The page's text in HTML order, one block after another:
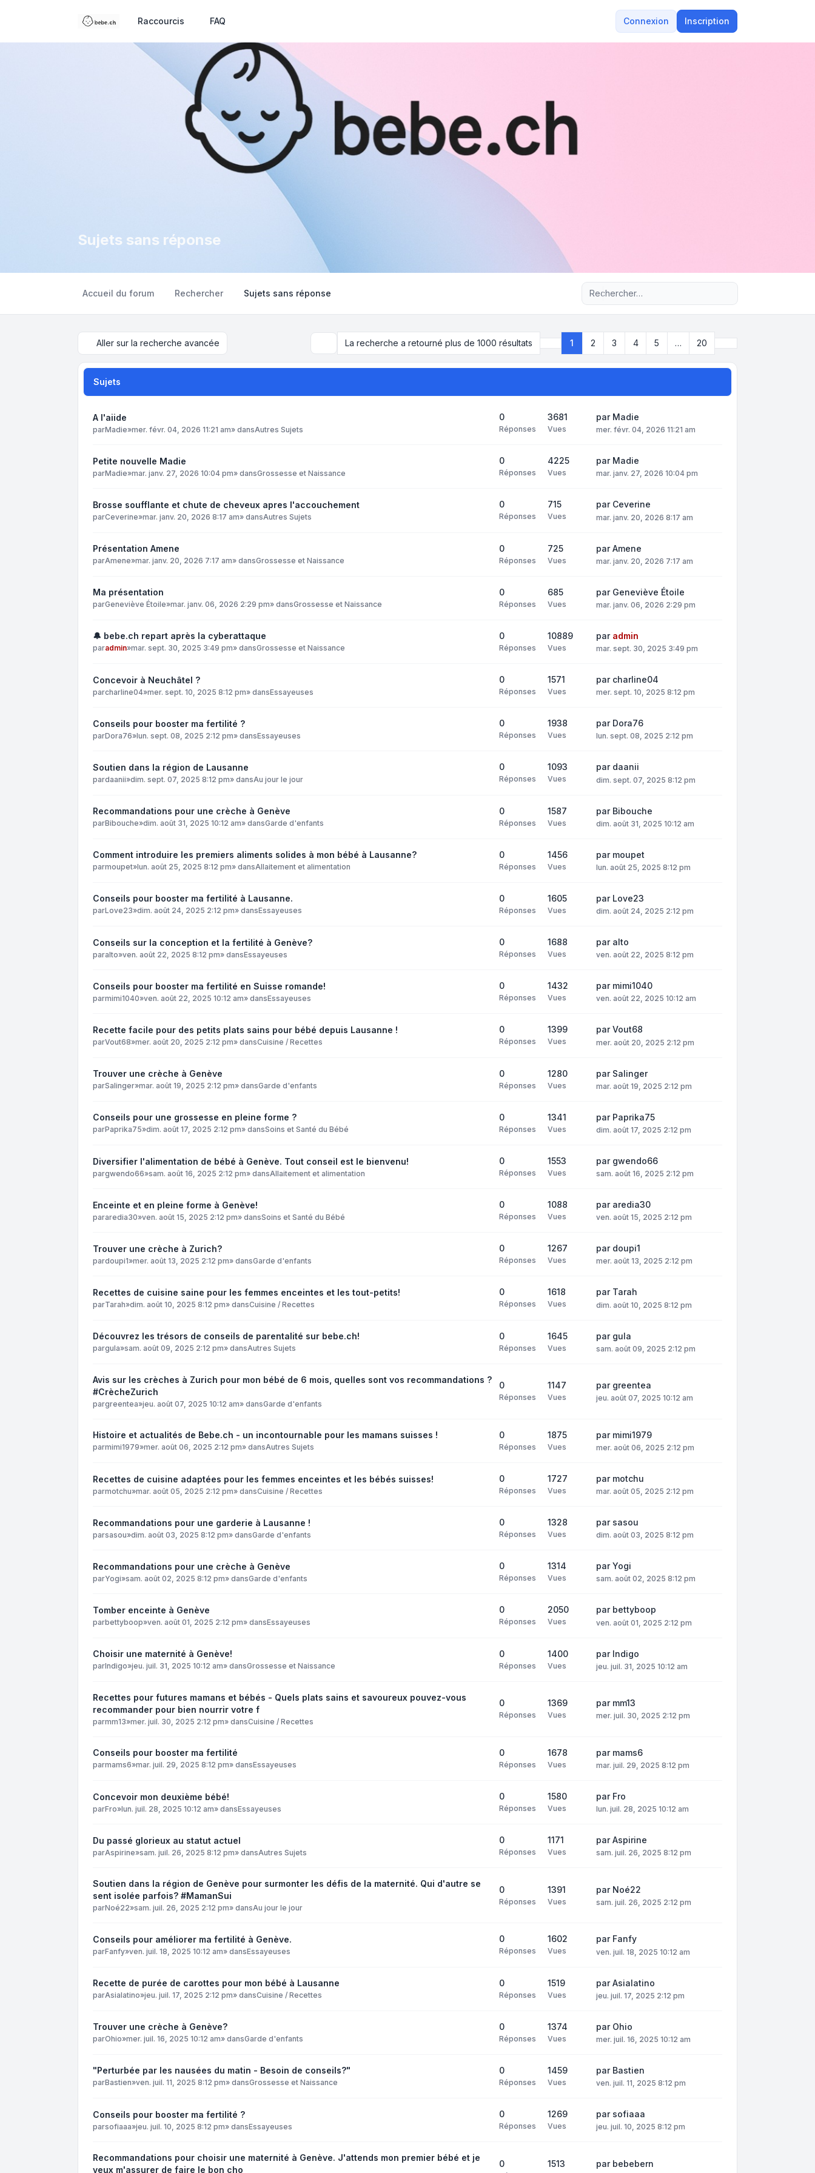
Raccourcis FAQ Connexion Inscription
Sujets sans réponse
Accueil du forum Rechercher Sujets sans réponse Recherche avancée
Aller sur la recherche avancée RechercherLa recherche a retourné plus de 1000 résultats Page 1 sur20
1 2 3 4 5 … 20
Sujets
A l'aiide
parMadie»mer. févr. 04, 2026 11:21 am» dansAutres Sujets
0
Réponses
3681
Vues
par Madie
mer. févr. 04, 2026 11:21 am
Petite nouvelle Madie
parMadie»mar. janv. 27, 2026 10:04 pm» dansGrossesse et Naissance
0
Réponses
4225
Vues
par Madie
mar. janv. 27, 2026 10:04 pm
Brosse soufflante et chute de cheveux apres l'accouchement
parCeverine»mar. janv. 20, 2026 8:17 am» dansAutres Sujets
0
Réponses
715
Vues
par Ceverine
mar. janv. 20, 2026 8:17 am
Présentation Amene
parAmene»mar. janv. 20, 2026 7:17 am» dansGrossesse et Naissance
0
Réponses
725
Vues
parAmene
mar. janv. 20, 2026 7:17 am
Ma présentation
parGeneviève Étoile»mar. janv. 06, 2026 2:29 pm» dansGrossesse et Naissance
0
Réponses
685
Vues
par Geneviève Étoile
mar. janv. 06, 2026 2:29 pm
🔔 bebe.ch repart après la cyberattaque
paradmin»mar. sept. 30, 2025 3:49 pm» dansGrossesse et Naissance
0
Réponses
10889
Vues
par admin
mar. sept. 30, 2025 3:49 pm
Concevoir à Neuchâtel ?
parcharline04»mer. sept. 10, 2025 8:12 pm» dansEssayeuses
0
Réponses
1571
Vues
par charline04
mer. sept. 10, 2025 8:12 pm
Conseils pour booster ma fertilité ?
parDora76»lun. sept. 08, 2025 2:12 pm» dansEssayeuses
0
Réponses
1938
Vues
par Dora76
lun. sept. 08, 2025 2:12 pm
Soutien dans la région de Lausanne
pardaanii»dim. sept. 07, 2025 8:12 pm» dansAu jour le jour
0
Réponses
1093
Vues
par daanii
dim. sept. 07, 2025 8:12 pm
Recommandations pour une crèche à Genève
parBibouche»dim. août 31, 2025 10:12 am» dansGarde d'enfants
0
Réponses
1587
Vues
par Bibouche
dim. août 31, 2025 10:12 am
Comment introduire les premiers aliments solides à mon bébé à Lausanne?
parmoupet»lun. août 25, 2025 8:12 pm» dansAllaitement et alimentation
0
Réponses
1456
Vues
par moupet
lun. août 25, 2025 8:12 pm
Conseils pour booster ma fertilité à Lausanne.
parLove23»dim. août 24, 2025 2:12 pm» dansEssayeuses
0
Réponses
1605
Vues
par Love23
dim. août 24, 2025 2:12 pm
Conseils sur la conception et la fertilité à Genève?
paralto»ven. août 22, 2025 8:12 pm» dansEssayeuses
0
Réponses
1688
Vues
par alto
ven. août 22, 2025 8:12 pm
Conseils pour booster ma fertilité en Suisse romande!
parmimi1040»ven. août 22, 2025 10:12 am» dansEssayeuses
0
Réponses
1432
Vues
par mimi1040
ven. août 22, 2025 10:12 am
Recette facile pour des petits plats sains pour bébé depuis Lausanne !
parVout68»mer. août 20, 2025 2:12 pm» dansCuisine / Recettes
0
Réponses
1399
Vues
parVout68
mer. août 20, 2025 2:12 pm
Trouver une crèche à Genève
parSalinger»mar. août 19, 2025 2:12 pm» dansGarde d'enfants
0
Réponses
1280
Vues
par Salinger
mar. août 19, 2025 2:12 pm
Conseils pour une grossesse en pleine forme ?
parPaprika75»dim. août 17, 2025 2:12 pm» dansSoins et Santé du Bébé
0
Réponses
1341
Vues
par Paprika75
dim. août 17, 2025 2:12 pm
Diversifier l'alimentation de bébé à Genève. Tout conseil est le bienvenu!
pargwendo66»sam. août 16, 2025 2:12 pm» dansAllaitement et alimentation
0
Réponses
1553
Vues
par gwendo66
sam. août 16, 2025 2:12 pm
Enceinte et en pleine forme à Genève!
pararedia30»ven. août 15, 2025 2:12 pm» dansSoins et Santé du Bébé
0
Réponses
1088
Vues
par aredia30
ven. août 15, 2025 2:12 pm
Trouver une crèche à Zurich?
pardoupi1»mer. août 13, 2025 2:12 pm» dansGarde d'enfants
0
Réponses
1267
Vues
par doupi1
mer. août 13, 2025 2:12 pm
Recettes de cuisine saine pour les femmes enceintes et les tout-petits!
parTarah»dim. août 10, 2025 8:12 pm» dansCuisine / Recettes
0
Réponses
1618
Vues
par Tarah
dim. août 10, 2025 8:12 pm
Découvrez les trésors de conseils de parentalité sur bebe.ch!
pargula»sam. août 09, 2025 2:12 pm» dansAutres Sujets
0
Réponses
1645
Vues
par gula
sam. août 09, 2025 2:12 pm
Avis sur les crèches à Zurich pour mon bébé de 6 mois, quelles sont vos recommandations ?
#CrècheZurich
pargreentea»jeu. août 07, 2025 10:12 am» dansGarde d'enfants
0
Réponses
1147
Vues
par greentea
jeu. août 07, 2025 10:12 am
Histoire et actualités de Bebe.ch - un incontournable pour les mamans suisses !
parmimi1979»mer. août 06, 2025 2:12 pm» dansAutres Sujets
0
Réponses
1875
Vues
par mimi1979
mer. août 06, 2025 2:12 pm
Recettes de cuisine adaptées pour les femmes enceintes et les bébés suisses!
parmotchu»mar. août 05, 2025 2:12 pm» dansCuisine / Recettes
0
Réponses
1727
Vues
par motchu
mar. août 05, 2025 2:12 pm
Recommandations pour une garderie à Lausanne !
parsasou»dim. août 03, 2025 8:12 pm» dansGarde d'enfants
0
Réponses
1328
Vues
par sasou
dim. août 03, 2025 8:12 pm
Recommandations pour une crèche à Genève
parYogi»sam. août 02, 2025 8:12 pm» dansGarde d'enfants
0
Réponses
1314
Vues
parYogi
sam. août 02, 2025 8:12 pm
Tomber enceinte à Genève
parbettyboop»ven. août 01, 2025 2:12 pm» dansEssayeuses
0
Réponses
2050
Vues
par bettyboop
ven. août 01, 2025 2:12 pm
Choisir une maternité à Genève!
parIndigo»jeu. juil. 31, 2025 10:12 am» dansGrossesse et Naissance
0
Réponses
1400
Vues
par Indigo
jeu. juil. 31, 2025 10:12 am
Recettes pour futures mamans et bébés - Quels plats sains et savoureux pouvez-vous
recommander pour bien nourrir votre f
parmm13»mer. juil. 30, 2025 2:12 pm» dansCuisine / Recettes
0
Réponses
1369
Vues
par mm13
mer. juil. 30, 2025 2:12 pm
Conseils pour booster ma fertilité
parmams6»mar. juil. 29, 2025 8:12 pm» dansEssayeuses
0
Réponses
1678
Vues
par mams6
mar. juil. 29, 2025 8:12 pm
Concevoir mon deuxième bébé!
parFro»lun. juil. 28, 2025 10:12 am» dansEssayeuses
0
Réponses
1580
Vues
par Fro
lun. juil. 28, 2025 10:12 am
Du passé glorieux au statut actuel
parAspirine»sam. juil. 26, 2025 8:12 pm» dansAutres Sujets
0
Réponses
1171
Vues
parAspirine
sam. juil. 26, 2025 8:12 pm
Soutien dans la région de Genève pour surmonter les défis de la maternité. Qui d'autre se
sent isolée parfois? #MamanSui
parNoé22»sam. juil. 26, 2025 2:12 pm» dansAu jour le jour
0
Réponses
1391
Vues
par Noé22
sam. juil. 26, 2025 2:12 pm
Conseils pour améliorer ma fertilité à Genève.
parFanfy»ven. juil. 18, 2025 10:12 am» dansEssayeuses
0
Réponses
1602
Vues
par Fanfy
ven. juil. 18, 2025 10:12 am
Recette de purée de carottes pour mon bébé à Lausanne
parAsialatino»jeu. juil. 17, 2025 2:12 pm» dansCuisine / Recettes
0
Réponses
1519
Vues
parAsialatino
jeu. juil. 17, 2025 2:12 pm
Trouver une crèche à Genève?
parOhio»mer. juil. 16, 2025 10:12 am» dansGarde d'enfants
0
Réponses
1374
Vues
par Ohio
mer. juil. 16, 2025 10:12 am
"Perturbée par les nausées du matin - Besoin de conseils?"
parBastien»ven. juil. 11, 2025 8:12 pm» dansGrossesse et Naissance
0
Réponses
1459
Vues
par Bastien
ven. juil. 11, 2025 8:12 pm
Conseils pour booster ma fertilité ?
parsofiaaa»jeu. juil. 10, 2025 8:12 pm» dansEssayeuses
0
Réponses
1269
Vues
par sofiaaa
jeu. juil. 10, 2025 8:12 pm
Recommandations pour choisir une maternité à Genève. J'attends mon premier bébé et je
veux m'assurer de faire le bon cho
0 1513 par bebebern